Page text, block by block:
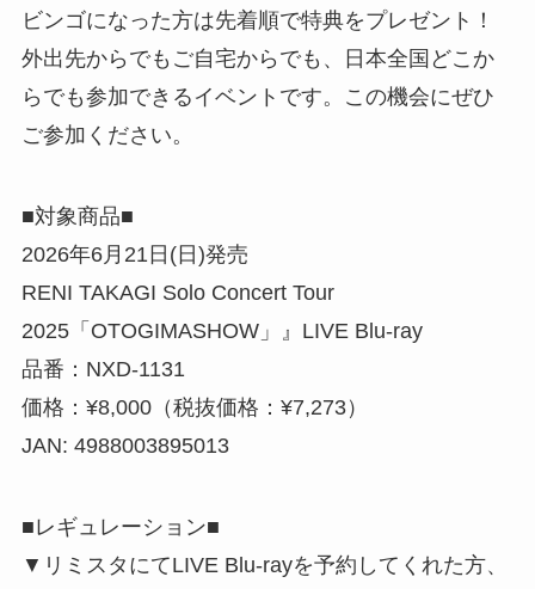
ビンゴになった方は先着順で特典をプレゼント！
外出先からでもご自宅からでも、日本全国どこか
らでも参加できるイベントです。この機会にぜひ
ご参加ください。
■対象商品■
2026年6月21日(日)発売
RENI TAKAGI Solo Concert Tour
2025「OTOGIMASHOW」』LIVE Blu-ray
品番：NXD-1131
価格：¥8,000（税抜価格：¥7,273）
JAN: 4988003895013
■レギュレーション■
▼リミスタにてLIVE Blu-rayを予約してくれた方、